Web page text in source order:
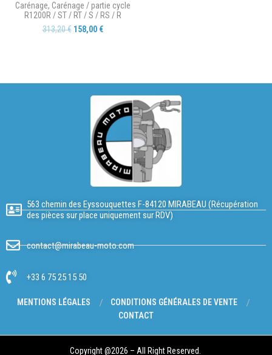
Carénage, Carénage / partie cycle
R1200R / ST / RT / S / RS / R
313,20€ 158,00 €
563 chemin des Eyssouquettes F-84120 MIRABEAU (Récupération
des pièces sur place uniquement sur RDV)
contact@mirabeau-moto.com
+33 6 75 25 15 50
MENTIONS LÉGALES
CONDITIONS GÉNÉRALES DE VENTE
CONTACT
Copyright @2026 – All Right Reserved.